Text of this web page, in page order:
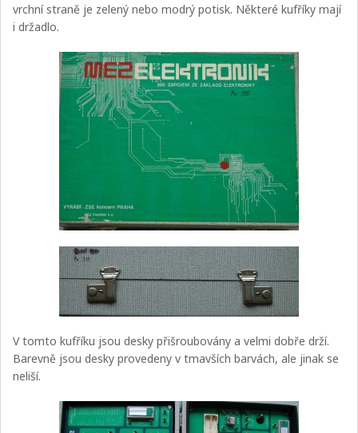
vrchní straně je zelený nebo modrý potisk. Některé kufříky mají
i držadlo.
V tomto kufříku jsou desky přišroubovány a velmi dobře drží.
Barevně jsou desky provedeny v tmavších barvách, ale jinak se
neliší.